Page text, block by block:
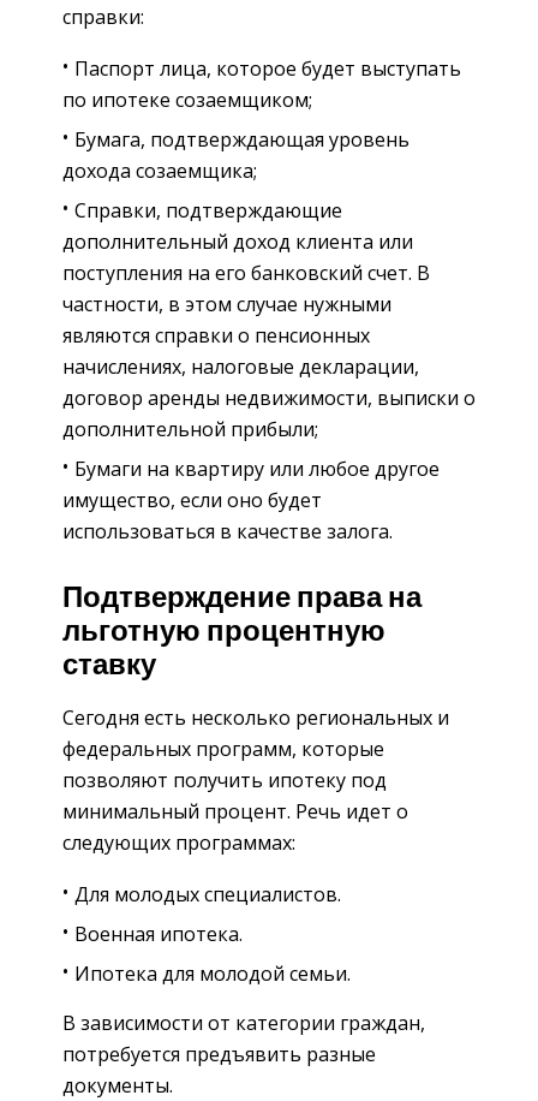
справки:
Паспорт лица, которое будет выступать
по ипотеке созаемщиком;
Бумага, подтверждающая уровень
дохода созаемщика;
Справки, подтверждающие
дополнительный доход клиента или
поступления на его банковский счет. В
частности, в этом случае нужными
являются справки о пенсионных
начислениях, налоговые декларации,
договор аренды недвижимости, выписки о
дополнительной прибыли;
Бумаги на квартиру или любое другое
имущество, если оно будет
использоваться в качестве залога.
Подтверждение права на
льготную процентную
ставку
Сегодня есть несколько региональных и
федеральных программ, которые
позволяют получить ипотеку под
минимальный процент. Речь идет о
следующих программах:
Для молодых специалистов.
Военная ипотека.
Ипотека для молодой семьи.
В зависимости от категории граждан,
потребуется предъявить разные
документы.